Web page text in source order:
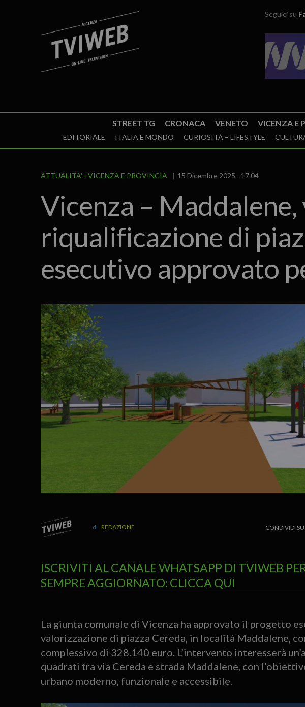
Seguici su
STREET TG CRONACA VENETO VICENZA E
EDITORIALE ITALIA E MONDO CURIOSITÀ – LIFESTYLE
ATTUALITA' VICENZA E PROVINCIA 15 Dicembre 2025 - 17.04
Vicenza –
riqualificazione di
esecutivo approvato
REDAZIONE CONDIVIDI SU:
ISCRIVITI AL CANALE WHATSAPP DI TVIWEB
SEMPRE AGGIORNATO: CLICCA QUI
La giunta comunale di Vicenza ha approvato il progetto
valorizzazione di piazza Cereda, in località Maddalene,
complessivo di 328.140 euro. L’intervento interesserà
quadrati tra via Cereda e strada Maddalene, con
urbano moderno, funzionale e accessibile.